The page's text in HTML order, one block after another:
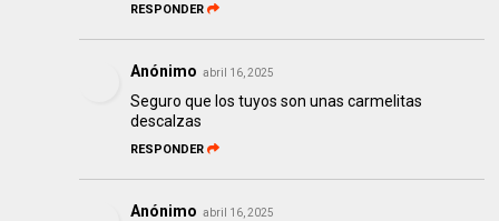
RESPONDER
Anónimo abril 16, 2025
Seguro que los tuyos son unas carmelitas
descalzas
RESPONDER
Anónimo abril 16, 2025